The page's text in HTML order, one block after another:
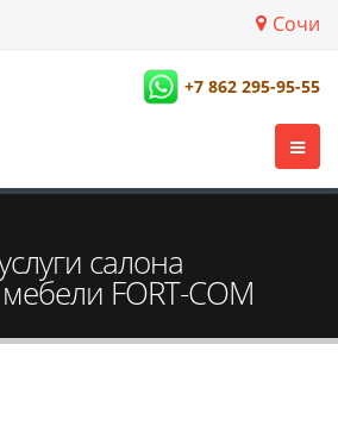
Сочи
+7 862 295-95-55
салона
FORT-COM